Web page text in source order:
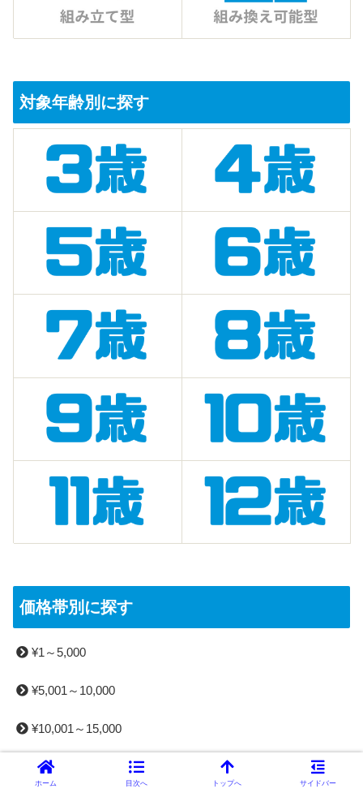
対象年齢別に探す
価格帯別に探す
¥1～5,000
¥5,001～10,000
¥10,001～15,000
¥15,001～20,000
ホーム 目次へ トップへ サイドバー